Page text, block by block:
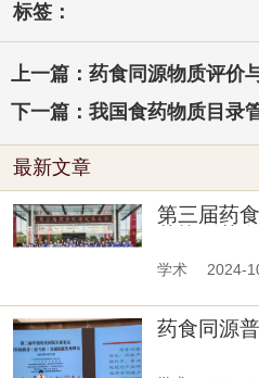
标签：
上一篇：药食同源物质评价
下一篇：我国食药物质目录
最新文章
第三届药
学术 2024-
药食同源